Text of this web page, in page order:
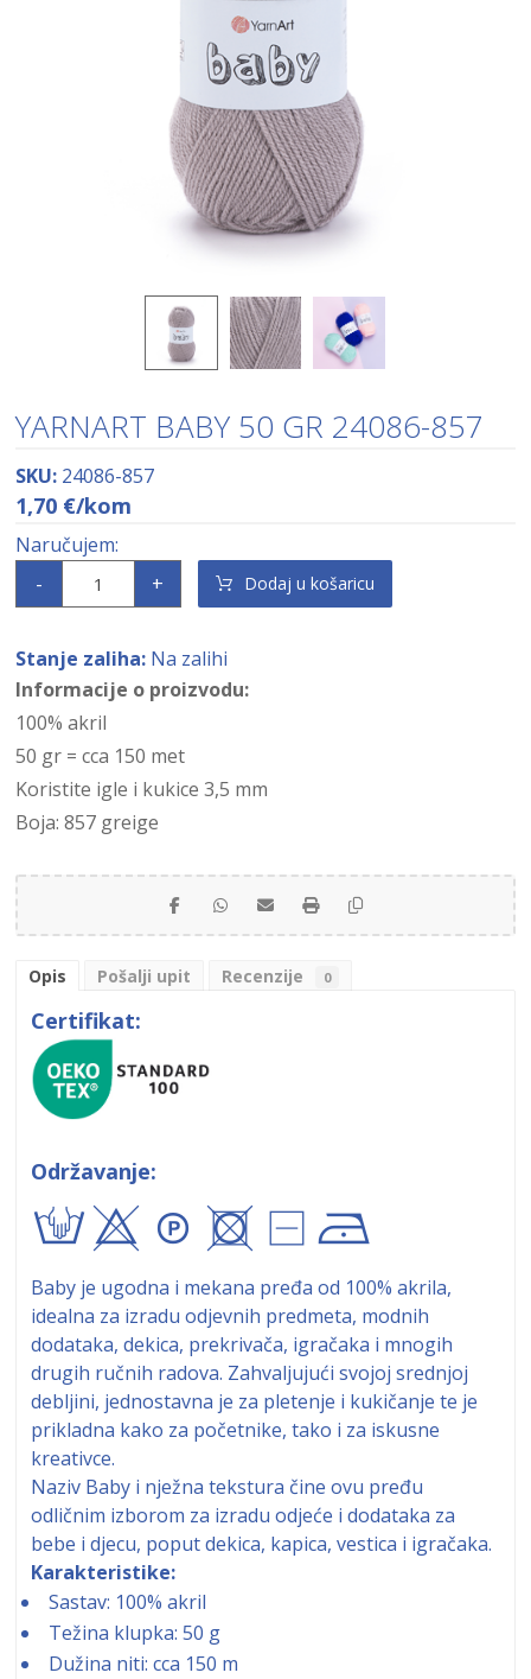
YARNART BABY 50 GR 24086-857
SKU: 24086-857
1,70 €/kom
- + Dodaj u košaricu
Stanje zaliha: Na zalihi
Informacije o proizvodu:
100% akril
50 gr = cca 150 met
Koristite igle i kukice 3,5 mm
Boja: 857 greige
Opis Pošalji upit Recenzije 0
Certifikat:
Održavanje:
txA+9!
Baby je ugodna i mekana pređa od 100% akrila,
idealna za izradu odjevnih predmeta, modnih
dodataka, dekica, prekrivača, igračaka i mnogih
drugih ručnih radova. Zahvaljujući svojoj srednjoj
debljini, jednostavna je za pletenje i kukičanje te je
prikladna kako za početnike, tako i za iskusne
kreativce.
Naziv Baby i nježna tekstura čine ovu pređu
odličnim izborom za izradu odjeće i dodataka za
bebe i djecu, poput dekica, kapica, vestica i igračaka.
Karakteristike:
Sastav: 100% akril
Težina klupka: 50 g
Dužina niti: cca 150 m